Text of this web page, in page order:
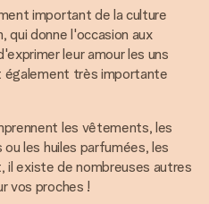
important de la culture
qui donne l'occasion aux
leur amour les uns
également très importante
les vêtements, les
les huiles parfumées, les
il existe de nombreuses autres
vos proches !